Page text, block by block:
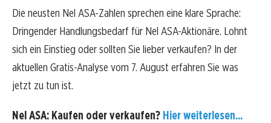
Die neusten Nel ASA-Zahlen sprechen eine klare Sprache:
Dringender Handlungsbedarf für Nel ASA-Aktionäre. Lohnt
sich ein Einstieg oder sollten Sie lieber verkaufen? In der
aktuellen Gratis-Analyse vom 7. August erfahren Sie was
jetzt zu tun ist.
Nel ASA: Kaufen oder verkaufen? Hier weiterlesen...